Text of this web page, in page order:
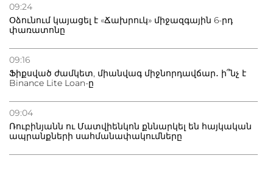
09:24
Օձունում կայացել է «Ճախրուկ» միջազգային 6-րդ
փառատոնը
09:16
Ֆիքսված ժամկետ, միանվագ միջնորդավճար․ ի՞նչ է
Binance Lite Loan-ը
09:04
Ռուբինյանն ու Մատվիենկոն քննարկել են հայկական
ապրանքների սահմանափակումները